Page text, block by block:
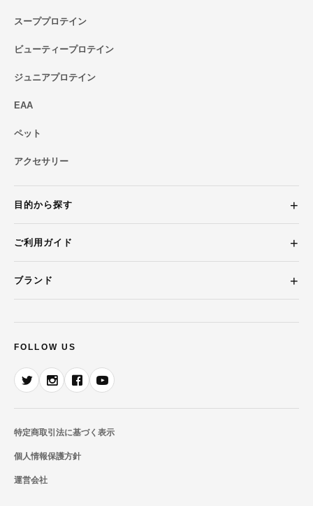
スーププロテイン
ビューティープロテイン
ジュニアプロテイン
EAA
ペット
アクセサリー
目的から探す
ご利用ガイド
ブランド
FOLLOW US
特定商取引法に基づく表示
個人情報保護方針
運営会社